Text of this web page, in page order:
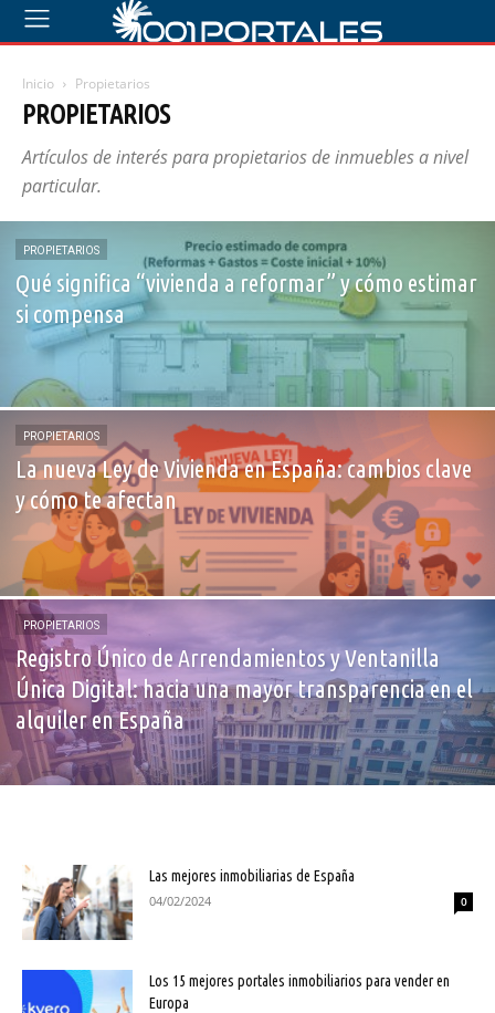
Inicio Propietarios
PROPIETARIOS
Artículos de interés para propietarios de inmuebles a nivel
particular.
PROPIETARIOS
Qué significa “vivienda a reformar” y cómo estimar
si compensa
PROPIETARIOS
La nueva Ley de Vivienda en España: cambios clave
y cómo te afectan
PROPIETARIOS
Registro Único de Arrendamientos y Ventanilla
Única Digital: hacia una mayor transparencia en el
alquiler en España
Las mejores inmobiliarias de España
04/02/2024 0
Los 15 mejores portales inmobiliarios para vender en
Europa